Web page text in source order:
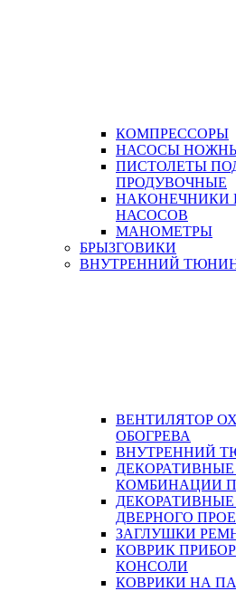
КОМПРЕССОРЫ
НАСОСЫ
ПИСТОЛЕТЫ
ПРОДУВОЧНЫЕ
НАКОНЕЧНИКИ
НАСОСОВ
МАНОМЕТРЫ
БРЫЗГОВИКИ
ВНУТРЕННИЙ
ВЕНТИЛЯТОР
ОБОГРЕВА
ВНУТРЕННИЙ
КОМБИНАЦИИ
ДВЕРНОГО
ЗАГЛУШКИ
КОВРИК
КОНСОЛИ
КОВРИКИ НА